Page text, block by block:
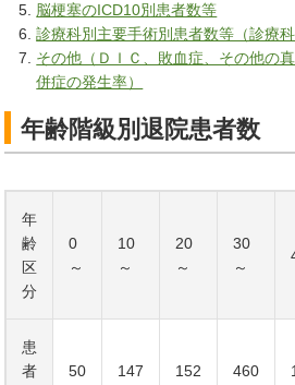
脳梗塞のICD10別患者数等
診療科別主要手術別患者数等（診療
その他（ＤＩＣ、敗血症、その他の
併症の発生率）
年齢階級別退院患者数
年
齢
区
分
0
～
10
～
20
～
30
～
患
者
50 147 152 460